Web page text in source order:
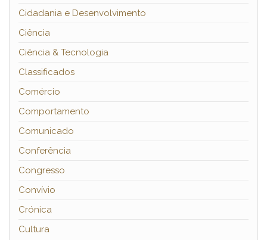
Cidadania e Desenvolvimento
Ciência
Ciência & Tecnologia
Classificados
Comércio
Comportamento
Comunicado
Conferência
Congresso
Convívio
Crónica
Cultura